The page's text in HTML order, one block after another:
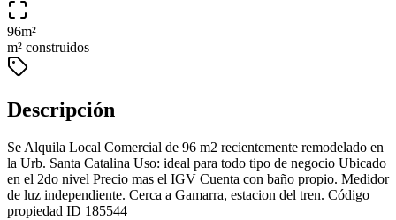
96m²
m² construidos
Descripción
Se Alquila Local Comercial de 96 m2 recientemente remodelado en
la Urb. Santa Catalina Uso: ideal para todo tipo de negocio Ubicado
en el 2do nivel Precio mas el IGV Cuenta con baño propio. Medidor
de luz independiente. Cerca a Gamarra, estacion del tren. Código
propiedad ID 185544